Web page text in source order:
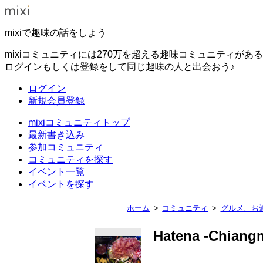
mixiで趣味の話をしよう
mixiコミュニティには270万を超える趣味コミュニティがあ
ログインもしくは登録をして同じ趣味の人と出会おう♪
ログイン
新規会員登録
mixiコミュニティトップ
最新書き込み
参加コミュニティ
コミュニティを探す
イベント一覧
イベントを探す
ホーム コミュニティ グルメ、お
Hatena -